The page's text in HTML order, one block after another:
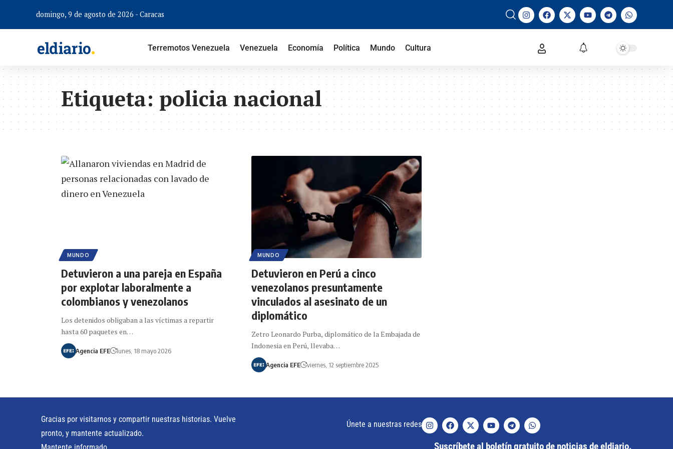
domingo, 9 de agosto de 2026 - Caracas
Terremotos Venezuela Venezuela Economía Política Mundo Cultura
Etiqueta:policia nacional
MUNDO
Detuvieron a una pareja en España
por explotar laboralmente a
colombianos y venezolanos
Los detenidos obligaban a las víctimas a repartir
hasta 60 paquetes en…
Agencia EFE lunes, 18 mayo 2026
MUNDO
Detuvieron en Perú a cinco
venezolanos presuntamente
vinculados al asesinato de un
diplomático
Zetro Leonardo Purba, diplomático de la Embajada de
Indonesia en Perú, llevaba…
Agencia EFE viernes, 12 septiembre 2025
Gracias por visitarnos y compartir nuestras historias. Vuelve
pronto, y mantente actualizado.
Únete a nuestras redes
Suscríbete al boletín gratuito de noticias de eldiario.